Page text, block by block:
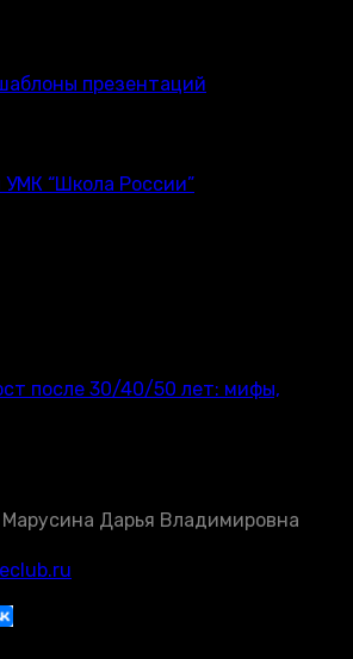
презентаций
“Школа России”
после 30/40/50 лет: мифы,
Дарья Владимировна